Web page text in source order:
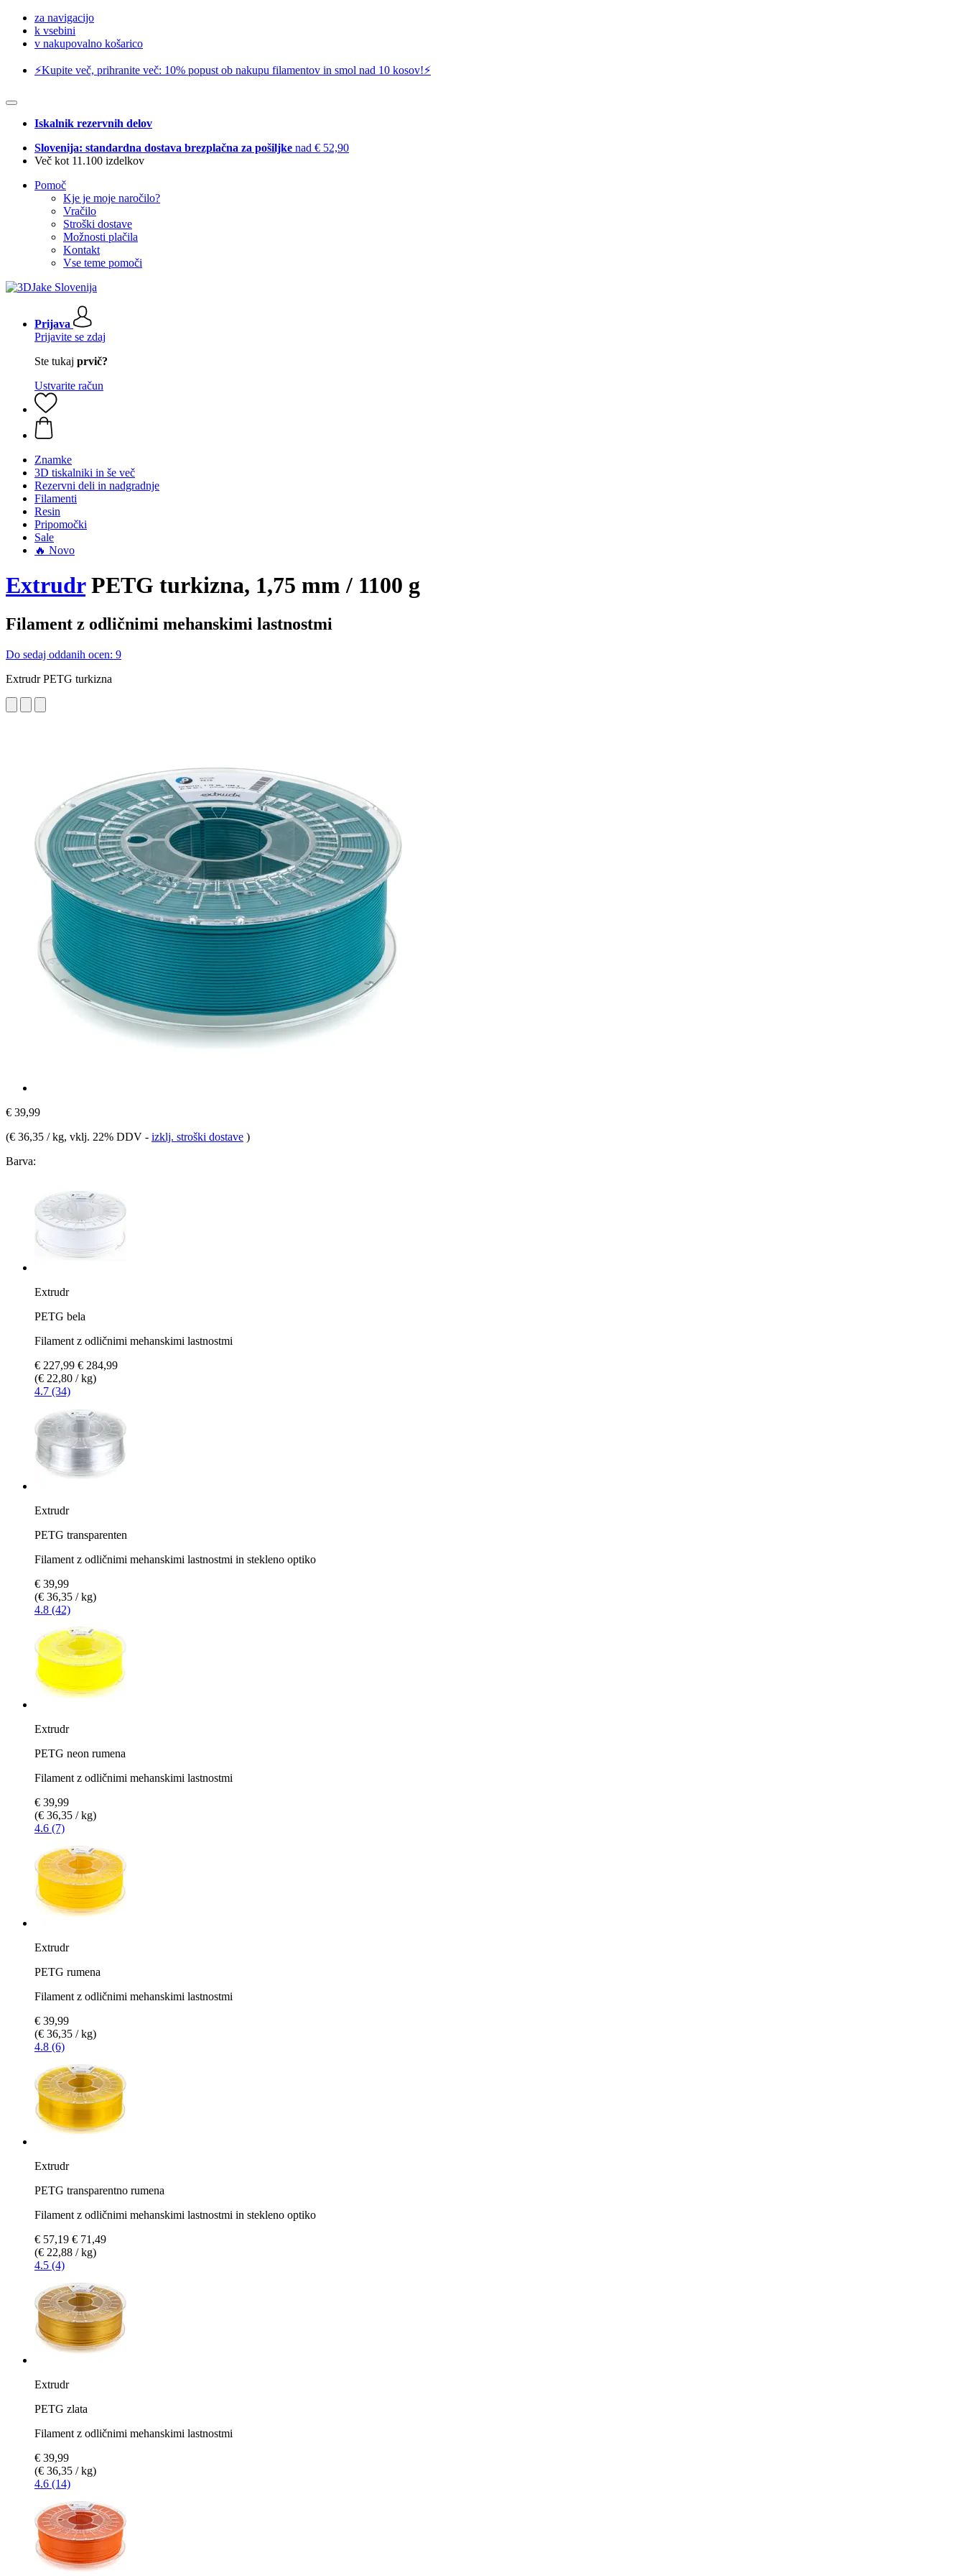
za navigacijo
k vsebini
v nakupovalno košarico
⚡️Kupite več, prihranite več: 10% popust ob nakupu filamentov in smol nad 10 kosov!⚡️
Iskalnik rezervnih delov
Slovenija: standardna dostava brezplačna za pošiljke nad € 52,90
Več kot 11.100 izdelkov
Pomoč
Kje je moje naročilo?
Vračilo
Stroški dostave
Možnosti plačila
Kontakt
Vse teme pomoči
Prijava
Prijavite se zdaj
Ste tukaj prvič?
Ustvarite račun
Znamke
3D tiskalniki in še več
Rezervni deli in nadgradnje
Filamenti
Resin
Pripomočki
Sale
🔥 Novo
ExtrudrPETG turkizna, 1,75 mm / 1100 g
Filament z odličnimi mehanskimi lastnostmi
Do sedaj oddanih ocen: 9
Extrudr PETG turkizna
€ 39,99
(€ 36,35 / kg, vklj. 22% DDV - izklj. stroški dostave )
Barva:
Extrudr
PETG bela
Filament z odličnimi mehanskimi lastnostmi
€ 227,99 € 284,99
(€ 22,80 / kg)
4.7 (34)
Extrudr
PETG transparenten
Filament z odličnimi mehanskimi lastnostmi in stekleno optiko
€ 39,99
(€ 36,35 / kg)
4.8 (42)
Extrudr
PETG neon rumena
Filament z odličnimi mehanskimi lastnostmi
€ 39,99
(€ 36,35 / kg)
4.6 (7)
Extrudr
PETG rumena
Filament z odličnimi mehanskimi lastnostmi
€ 39,99
(€ 36,35 / kg)
4.8 (6)
Extrudr
PETG transparentno rumena
Filament z odličnimi mehanskimi lastnostmi in stekleno optiko
€ 57,19 € 71,49
(€ 22,88 / kg)
4.5 (4)
Extrudr
PETG zlata
Filament z odličnimi mehanskimi lastnostmi
€ 39,99
(€ 36,35 / kg)
4.6 (14)